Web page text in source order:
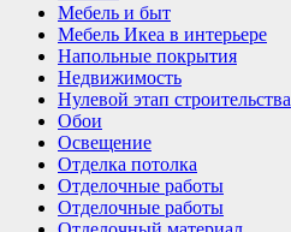
Мебель и быт
Мебель Икеа в интерьере
Напольные покрытия
Недвижимость
Нулевой этап строительства
Обои
Освещение
Отделка потолка
Отделочные работы
Отделочные работы